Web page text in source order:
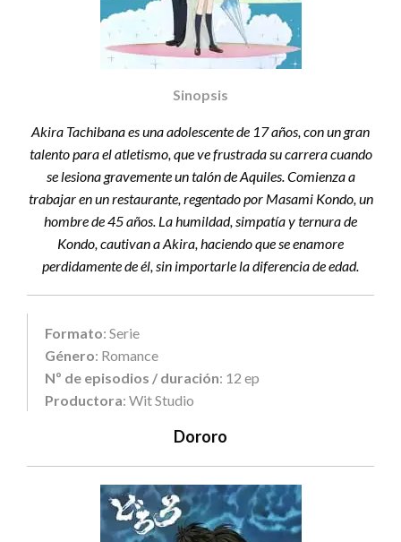
Sinopsis
Akira Tachibana es una adolescente de 17 años, con un gran
talento para el atletismo, que ve frustrada su carrera cuando
se lesiona gravemente un talón de Aquiles. Comienza a
trabajar en un restaurante, regentado por Masami Kondo, un
hombre de 45 años. La humildad, simpatía y ternura de
Kondo, cautivan a Akira, haciendo que se enamore
perdidamente de él, sin importarle la diferencia de edad.
Formato: Serie
Género: Romance
Nº de episodios / duración: 12 ep
Productora: Wit Studio
Dororo